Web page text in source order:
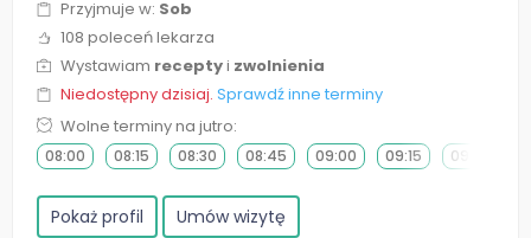
Przyjmuje w: Sob
108 poleceń lekarza
Wystawiam receptyi zwolnienia
Niedostępny dzisiaj. Sprawdź inne terminy
Wolne terminy na jutro:
08:00 08:15 08:30 08:45 09:00 09:15 09:30
Pokaż profil Umów wizytę